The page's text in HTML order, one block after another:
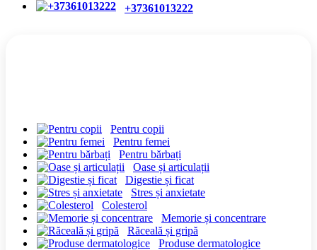
+37361013222
Pentru copii
Pentru femei
Pentru bărbați
Oase și articulații
Digestie și ficat
Stres și anxietate
Colesterol
Memorie și concentrare
Răceală și gripă
Produse dermatologice